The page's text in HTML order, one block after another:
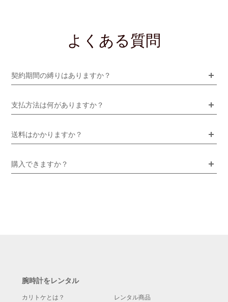
よくある質問
契約期間の縛りはありますか？
支払方法は何がありますか？
送料はかかりますか？
購入できますか？
腕時計をレンタル
カリトケとは？ レンタル商品